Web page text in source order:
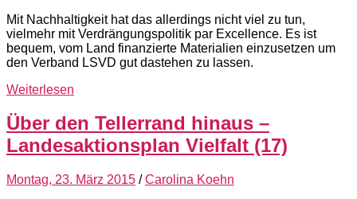
Mit Nachhaltigkeit hat das allerdings nicht viel zu tun,
vielmehr mit Verdrängungspolitik par Excellence. Es ist
bequem, vom Land finanzierte Materialien einzusetzen um
den Verband LSVD gut dastehen zu lassen.
Weiterlesen
Über den Tellerrand hinaus –
Landesaktionsplan Vielfalt (17)
Montag, 23. März 2015 /Carolina Koehn